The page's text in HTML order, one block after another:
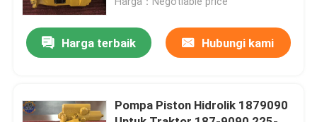
Permintaan Penawaran
motor ayun ekskavator
Harga terbaik Hubungi kami
Pompa Piston Hidrolik 1879090